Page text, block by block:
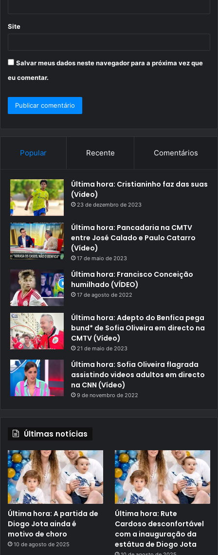
Site
Salvar meus dados neste navegador para a próxima vez que
eu comentar.
Popular Recente Comentários
Última hora: Cristianinho faz das suas
(Video)
23 de dezembro de 2023
Última hora: Pancadaria na CMTV
entre José Calado e Paulo Catarro
(Vídeo)
17 de maio de 2023
Última hora: Francisco Conceição
humilhado (VÍDEO)
17 de agosto de 2022
Última hora: Adepto do Benfica pega
bund* de Sofia Oliveira em directo na
CMTV (Vídeo)
21 de maio de 2023
Última hora: Sofia Oliveira flagrada
assistindo videos adultos em directo
na CNN (Vídeo)
9 de novembro de 2022
Últimas notícias
Última hora: A partida de
Diogo Jota ainda é
motivo de choro
10 de agosto de 2025
Última hora: Rute
Cardoso desconfortável
com a inauguração da
estátua de Diogo Jota